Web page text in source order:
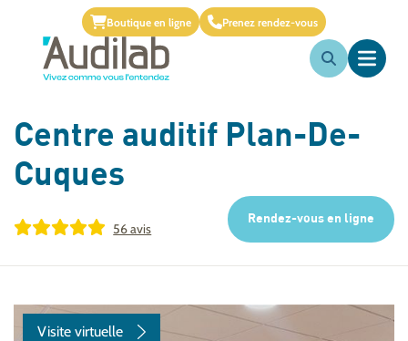
Boutique en ligne Prenez rendez-vous
Centre auditif Plan-De-
Cuques
56 avis
Rendez-vous en ligne
Visite virtuelle